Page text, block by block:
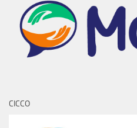
CICCO